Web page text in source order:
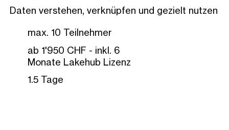
Daten verstehen, verknüpfen und gezielt nutzen
max. 10 Teilnehmer
ab 1'950 CHF - inkl. 6
Monate Lakehub Lizenz
1.5 Tage